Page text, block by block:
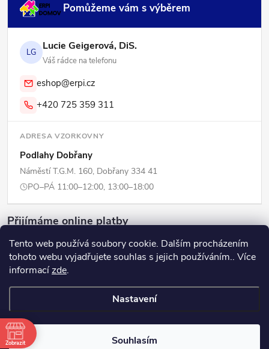
Tento web používá soubory cookie. Dalším procházením
tohoto webu vyjadřujete souhlas s jejich používáním.. Více
informacízde.
Nastavení
Souhlasím
Pomůžeme vám s výběrem
LG Lucie Geigerová, DiS.
Váš rádce na telefonu
eshop@erpi.cz
+420 725 359 311
ADRESA VZORKOVNY
Podlahy Dobřany
Náměstí T.G.M. 160, Dobřany 334 41
PO–PÁ 11:00–12:00, 13:00–18:00
Přijímáme online platby
Vytvořil Shoptet
ERPI - Domov. Všechna práva vyhrazena.
Zobrazit